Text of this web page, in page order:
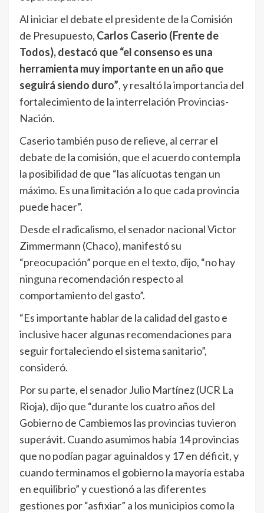
Al iniciar el debate el presidente de la Comisión
de Presupuesto, Carlos Caserio (Frente de
Todos), destacó que “el consenso es una
herramienta muy importante en un año que
seguirá siendo duro”, y resaltó la importancia del
fortalecimiento de la interrelación Provincias-
Nación.
Caserio también puso de relieve, al cerrar el
debate de la comisión, que el acuerdo contempla
la posibilidad de que “las alícuotas tengan un
máximo. Es una limitación a lo que cada provincia
puede hacer”.
Desde el radicalismo, el senador nacional Victor
Zimmermann (Chaco), manifestó su
“preocupación” porque en el texto, dijo, “no hay
ninguna recomendación respecto al
comportamiento del gasto”.
“Es importante hablar de la calidad del gasto e
inclusive hacer algunas recomendaciones para
seguir fortaleciendo el sistema sanitario”,
consideró.
Por su parte, el senador Julio Martínez (UCR La
Rioja), dijo que “durante los cuatro años del
Gobierno de Cambiemos las provincias tuvieron
superávit. Cuando asumimos había 14 provincias
que no podían pagar aguinaldos y 17 en déficit, y
cuando terminamos el gobierno la mayoría estaba
en equilibrio” y cuestionó a las diferentes
gestiones por “asfixiar” a los municipios como la